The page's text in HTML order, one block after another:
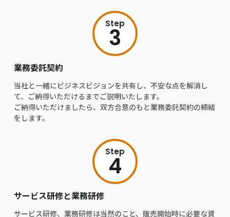
Step
3
業務委託契約
当社と一緒にビジネスビジョンを共有し、不安な点を解消し
て、ご納得いただけるまでご説明いたします。
ご納得いただけましたら、双方合意のもと業務委託契約の締結
をします。
Step
4
サービス研修と業務研修
サービス研修、業務研修は当然のこと、販売開始時に必要な資